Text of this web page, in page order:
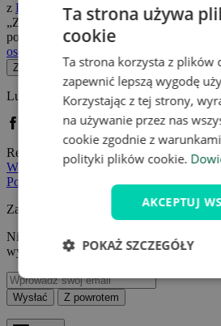
z Polityką ochrony danych osobowych.
„Zarejestruj się”, wyrażasz zgodę
potwierdzasz, że się zapoznałeś/łaś się
osobowych
Zarejestruj się teraz
Lub zarejestruj się za pomocą sieci
Zaloguj się przez Facebook
Rejestrując się przez Facebook lub
Warunkami handlowymii potwierdzam,
Polityką ochrony danych osobowych.
Zapomniałeś hasła?
Nie ma znaczenia! Po prostu wpisz swój
wyślemy Ci link do utworzenia nowego
Wysłać Z powrotem
Ta strona używa
cookie
Ta strona korzysta z plików
zapewnić lepszą wygodę
Korzystając z tej strony,
na używanie przez nas
cookie zgodnie z
polityki plików cookie.
AKCEPTUJ
POKAŻ SZCZEGÓŁY